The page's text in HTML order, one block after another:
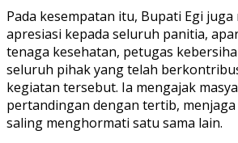
Pada kesempatan itu, Bupati Egi
apresiasi kepada seluruh panitia,
tenaga kesehatan, petugas
seluruh pihak yang telah
kegiatan tersebut. Ia mengajak
pertandingan dengan tertib,
saling menghormati satu sama lain.